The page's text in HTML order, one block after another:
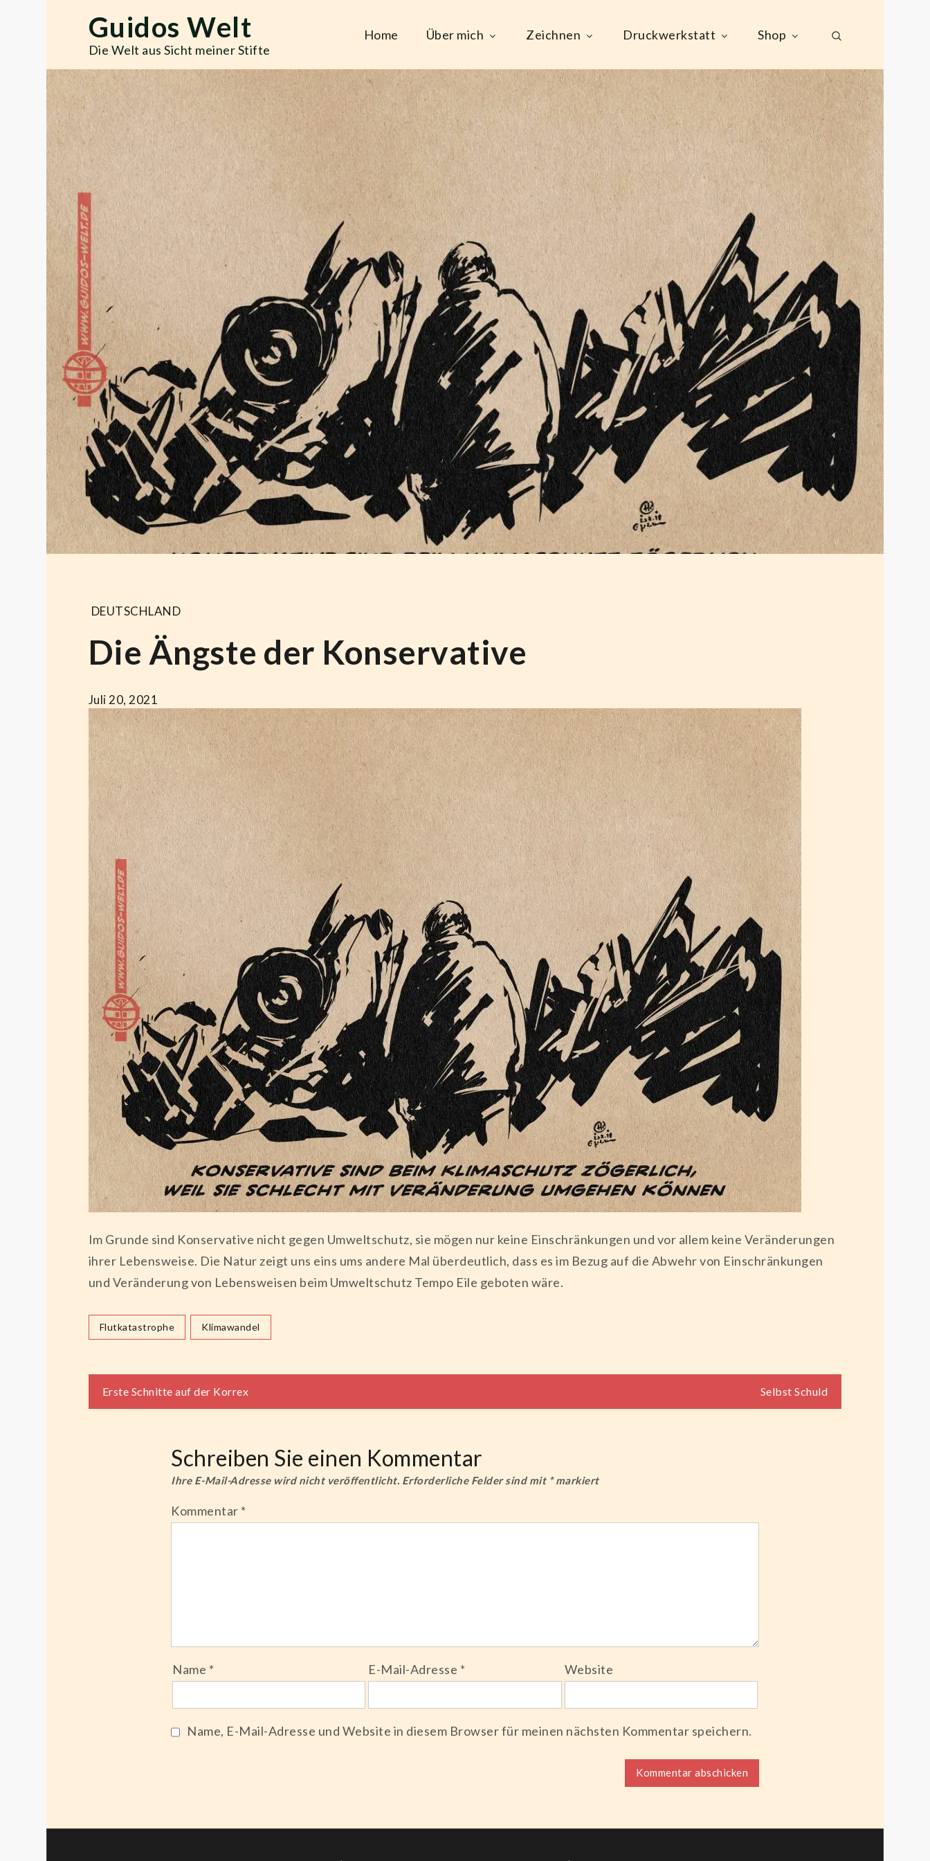
Guidos Welt
Die Welt aus Sicht meiner Stifte
Home Über mich Zeichnen Druckwerkstatt Shop
DEUTSCHLAND
Die Ängste der Konservative
Juli 20, 2021
Im Grunde sind Konservative nicht gegen Umweltschutz, sie mögen nur keine Einschränkungen und vor allem keine Veränderungen
ihrer Lebensweise. Die Natur zeigt uns eins ums andere Mal überdeutlich, dass es im Bezug auf die Abwehr von Einschränkungen
und Veränderung von Lebensweisen beim Umweltschutz Tempo Eile geboten wäre.
Flutkatastrophe Klimawandel
Beitragsnavigation
Erste Schnitte auf der Korrex Selbst Schuld
Schreiben Sie einen Kommentar
Ihre E-Mail-Adresse wird nicht veröffentlicht. Erforderliche Felder sind mit *markiert
Kommentar *
Name * E-Mail-Adresse * Website
Name, E-Mail-Adresse und Website in diesem Browser für meinen nächsten Kommentar speichern.